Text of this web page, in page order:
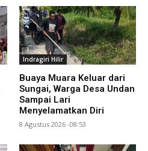
Indragiri Hilir
Buaya Muara Keluar dari
Sungai, Warga Desa Undan
Sampai Lari
Menyelamatkan Diri
8 Agustus 2026 -08:53